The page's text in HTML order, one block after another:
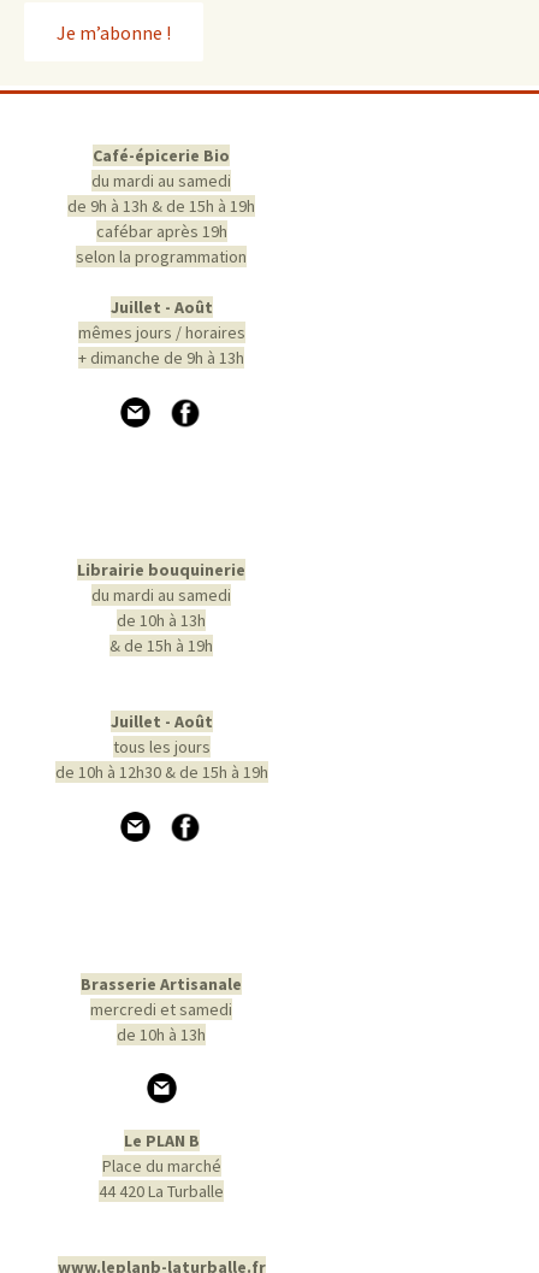
Café-épicerie Bio
du mardi au samedi
de 9h à 13h & de 15h à 19h
cafébar après 19h
selon la programmation
Juillet - Août
mêmes jours / horaires
+ dimanche de 9h à 13h
Librairie bouquinerie
du mardi au samedi
de 10h à 13h
& de 15h à 19h
Juillet - Août
tous les jours
de 10h à 12h30 & de 15h à 19h
Brasserie Artisanale
mercredi et samedi
de 10h à 13h
Le PLAN B
Place du marché
44 420 La Turballe
www.leplanb-laturballe.fr